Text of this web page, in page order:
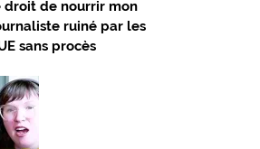
droit de nourrir mon
ruiné par les
sans procès